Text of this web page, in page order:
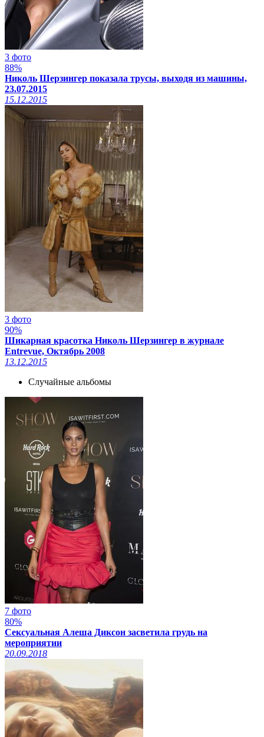
3 фото
88%
Николь Шерзингер показала трусы, выходя из машины,
23.07.2015
15.12.2015
3 фото
90%
Шикарная красотка Николь Шерзингер в журнале
Entrevue, Октябрь 2008
13.12.2015
Случайные альбомы
7 фото
80%
Сексуальная Алеша Диксон засветила грудь на
мероприятии
20.09.2018